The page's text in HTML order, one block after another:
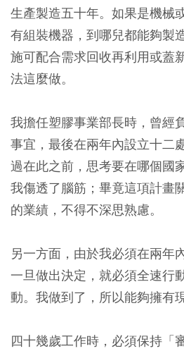
生產製造五十年。如果是機械
有組裝機器，到哪兒都能夠製
施可配合需求回收再利用或蓋
法這麼做。
我擔任塑膠事業部長時，曾經
事宜，最後在兩年內設立十二
過在此之前，思考要在哪個國
我傷透了腦筋；畢竟這項計畫
的業績，不得不深思熟慮。
另一方面，由於我必須在兩年
一旦做出決定，就必須全速行
動。我做到了，所以能夠擁有
四十幾歲工作時，必須保持「